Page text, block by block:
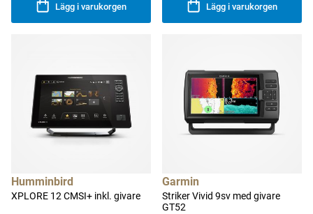
Lägg i varukorgen Lägg i varukorgen
Humminbird
XPLORE 12 CMSI+ inkl. givare
Garmin
Striker Vivid 9sv med givare
GT52